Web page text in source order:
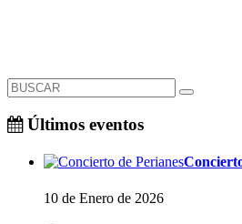
Últimos eventos
10 de Enero de 2026